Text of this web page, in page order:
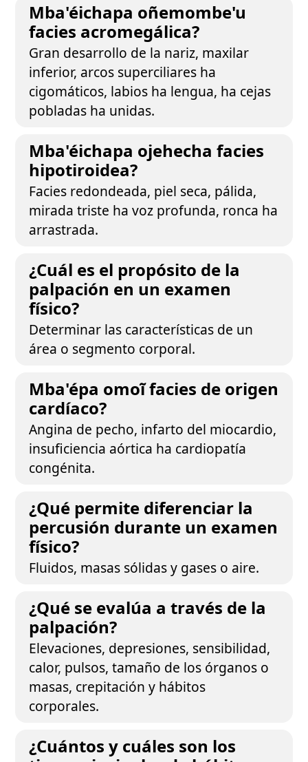
Mba'éichapa oñemombe'u
facies acromegálica?
Gran desarrollo de la nariz, maxilar
inferior, arcos superciliares ha
cigomáticos, labios ha lengua, ha cejas
pobladas ha unidas.
Mba'éichapa ojehecha facies
hipotiroidea?
Facies redondeada, piel seca, pálida,
mirada triste ha voz profunda, ronca ha
arrastrada.
¿Cuál es el propósito de la
palpación en un examen
físico?
Determinar las características de un
área o segmento corporal.
Mba'épa omoĩ facies de origen
cardíaco?
Angina de pecho, infarto del miocardio,
insuficiencia aórtica ha cardiopatía
congénita.
¿Qué permite diferenciar la
percusión durante un examen
físico?
Fluidos, masas sólidas y gases o aire.
¿Qué se evalúa a través de la
palpación?
Elevaciones, depresiones, sensibilidad,
calor, pulsos, tamaño de los órganos o
masas, crepitación y hábitos
corporales.
¿Cuántos y cuáles son los